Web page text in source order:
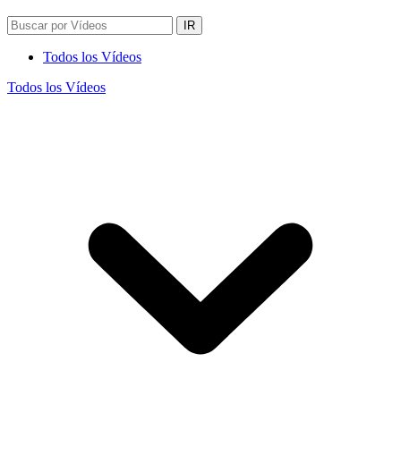
IR
Todos los Vídeos
Todos los Vídeos